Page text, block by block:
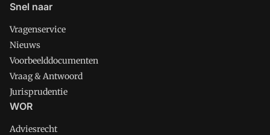
Snel naar
Vragenservice
Nieuws
Voorbeelddocumenten
Vraag & Antwoord
Jurisprudentie
WOR
Adviesrecht